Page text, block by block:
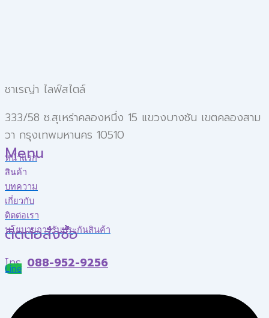
ชาเรญ่า ไลฟ์สไตล์
333/58 ซ.สุเหร่าคลองหนึ่ง 15 แขวงบางชัน เขตคลองสาม
วา กรุงเทพมหานคร 10510
Menu
หน้าแรก
สินค้า
บทความ
เกี่ยวกับ
ติดต่อเรา
นโยบายการรับประกันสินค้า
ติดต่อสั่งซื้อ
โทร. 088-952-9256
Line